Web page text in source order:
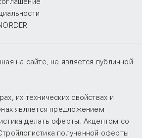
на сайте, не является публичной
их технических свойствах и
является предложением
делать оферты. Акцептом со
полученной оферты